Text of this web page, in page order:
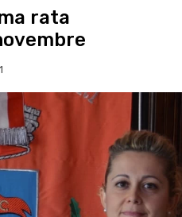
rata